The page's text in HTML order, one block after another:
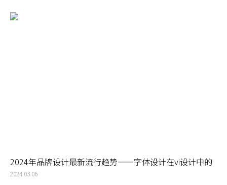
2024年品牌设计最新流行趋势——字体设计在vi设计中的
应用
2024.03.06